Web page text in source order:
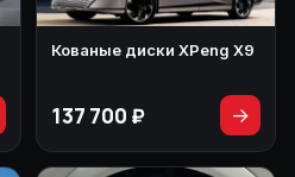
Кованые диски XPeng X9
137 700 ₽ →